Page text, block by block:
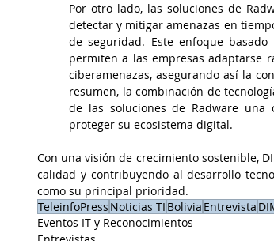
Por otro lado, las soluciones de
detectar y mitigar amenazas en
de seguridad. Este enfoque
permiten a las empresas adaptarse
ciberamenazas, asegurando así la
resumen, la combinación de
de las soluciones de Radware una
proteger su ecosistema digital.
Con una visión de crecimiento sostenible,
calidad y contribuyendo al desarrollo
como su principal prioridad.
TeleinfoPress Noticias TI Bolivia Entrevista
Eventos IT y Reconocimientos